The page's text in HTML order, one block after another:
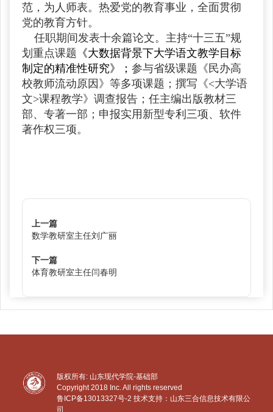
范，为人师表。热爱党的教育事业，全面贯彻
党的教育方针。
任职期间发表十余篇论文。主持“十三五”规
划重点课题 《大数据背景下大学语文教学目标
制定的精准性研究》； 参与省级课题《民办高
校教师流动原因》等多项课题；撰写《<大学语
文>课程教学》调查报告；任主编出版教材三
部、专著一部；申报实用新型专利三项、软件
著作权三项。
上一篇
数学教研室主任刘广丽
下一篇
体育教研室主任闫春明
版权所有: 山东现代学院-基础部
Copyright 2018 Inc. All rights reserved
鲁ICP备13013327号-2技术支持：山东三合信息技术有限公
司